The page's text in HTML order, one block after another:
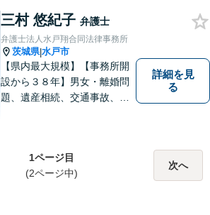
ニケーションを大切にし、最
善の解決へと導きます。
三村 悠紀子 弁護士
弁護士法人水戸翔合同法律事務所
茨城県|水戸市
【県内最大規模】【事務所開
設から３８年】男女・離婚問
題、遺産相続、交通事故、労
りごとがあればお気軽にご相
談ください！お一人おひとり
詳細を見
る
1ページ目
(2ページ中)
次へ